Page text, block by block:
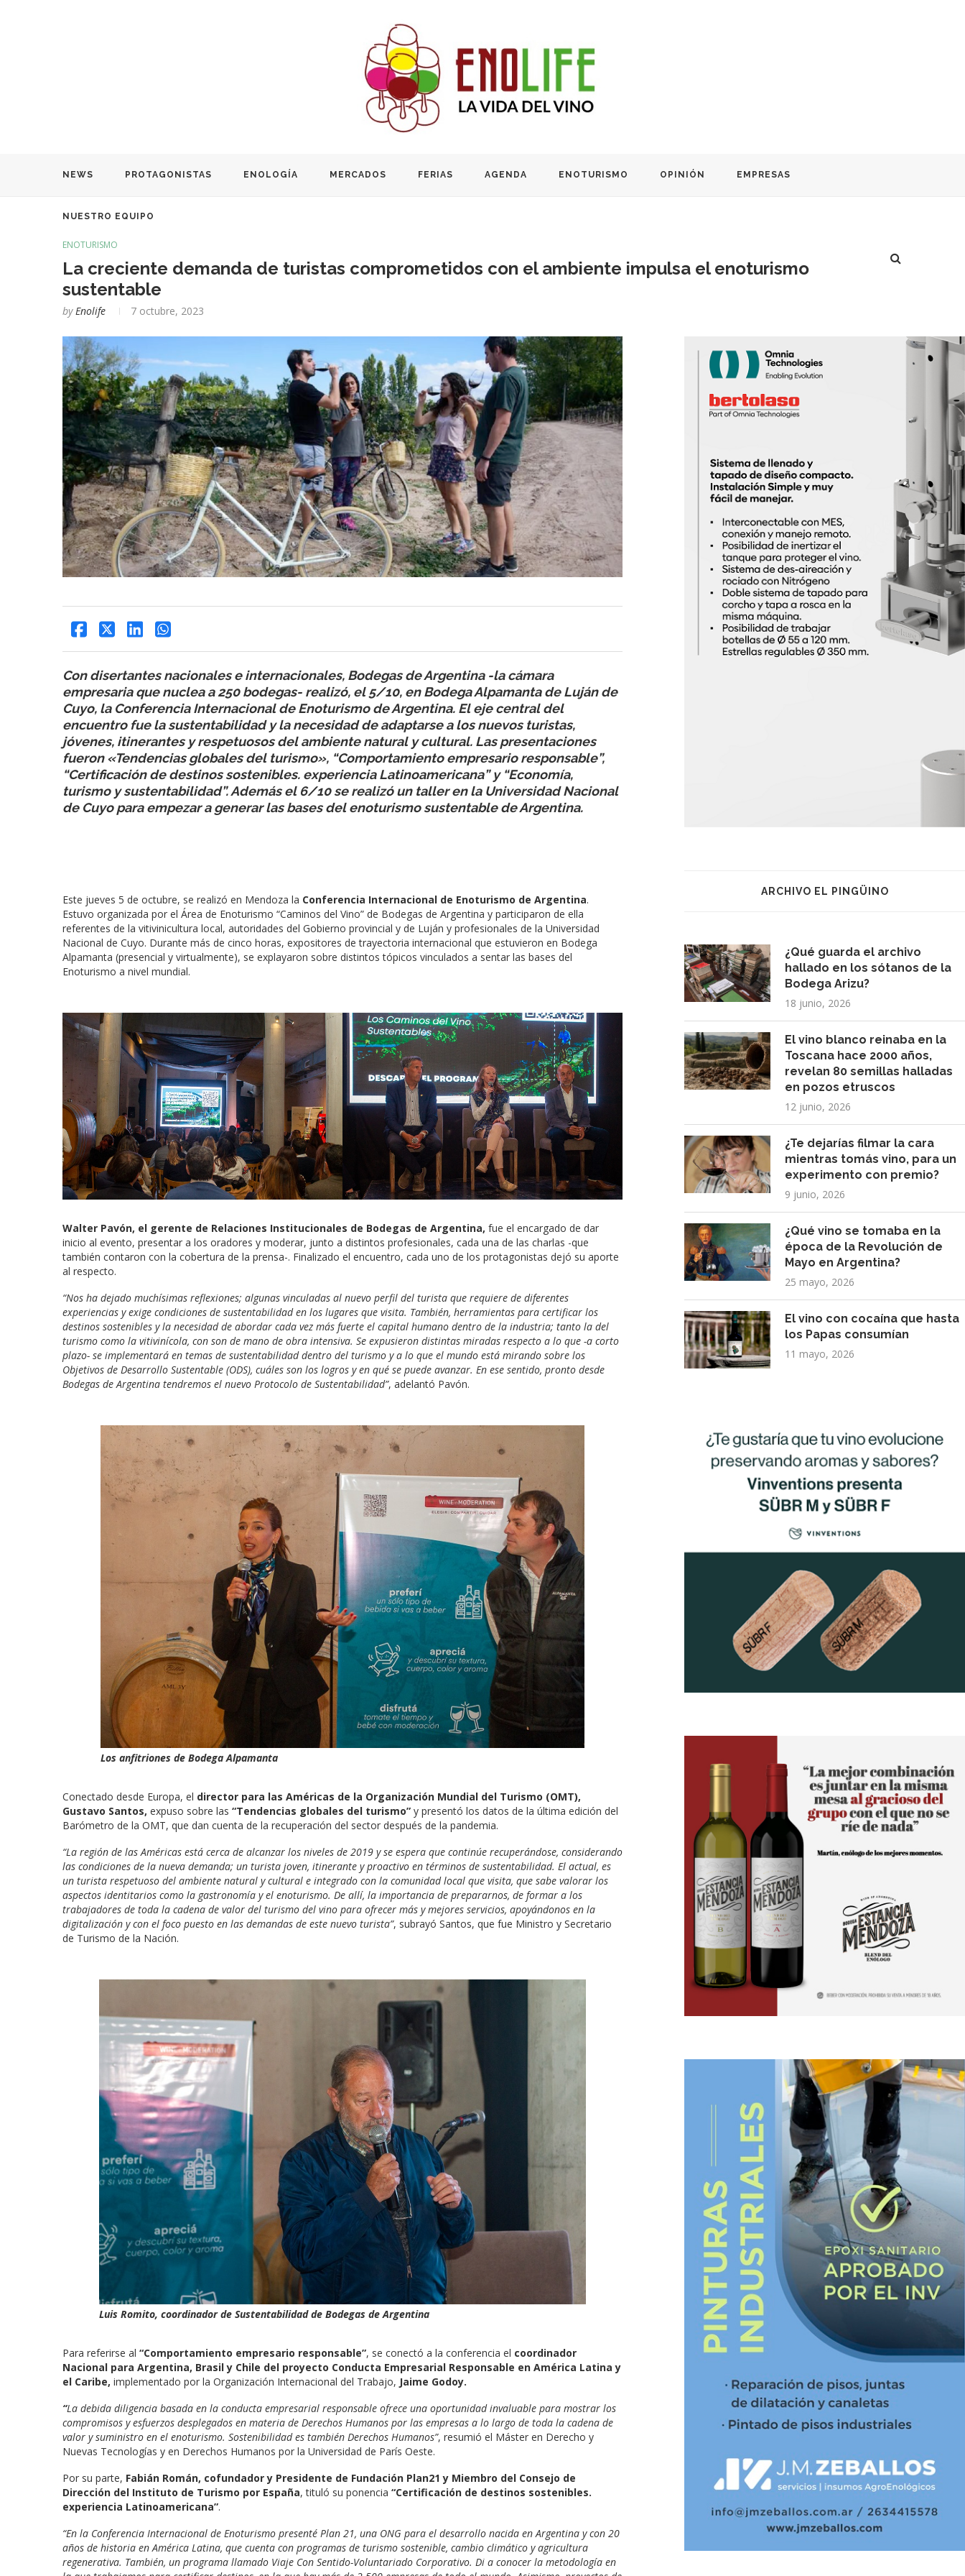
NEWS PROTAGONISTAS ENOLOGÍA MERCADOS FERIAS AGENDA ENOTURISMO OPINIÓN EMPRESAS
NUESTRO EQUIPO
ENOTURISMO
La creciente demanda de turistas comprometidos con el ambiente impulsa el enoturismo
sustentable
by Enolife 7 octubre, 2023
Con disertantes nacionales e internacionales, Bodegas de Argentina -la cámara
empresaria que nuclea a 250 bodegas- realizó, el 5/10, en Bodega Alpamanta de Luján de
Cuyo, la Conferencia Internacional de Enoturismo de Argentina. El eje central del
encuentro fue la sustentabilidad y la necesidad de adaptarse a los nuevos turistas,
jóvenes, itinerantes y respetuosos del ambiente natural y cultural. Las presentaciones
fueron «Tendencias globales del turismo», “Comportamiento empresario responsable”,
“Certificación de destinos sostenibles. experiencia Latinoamericana” y “Economía,
turismo y sustentabilidad”. Además el 6/10 se realizó un taller en la Universidad Nacional
de Cuyo para empezar a generar las bases del enoturismo sustentable de Argentina.
Este jueves 5 de octubre, se realizó en Mendoza la Conferencia Internacional de Enoturismo de Argentina.
Estuvo organizada por el Área de Enoturismo “Caminos del Vino” de Bodegas de Argentina y participaron de ella
referentes de la vitivinicultura local, autoridades del Gobierno provincial y de Luján y profesionales de la Universidad
Nacional de Cuyo. Durante más de cinco horas, expositores de trayectoria internacional que estuvieron en Bodega
Alpamanta (presencial y virtualmente), se explayaron sobre distintos tópicos vinculados a sentar las bases del
Enoturismo a nivel mundial.
Walter Pavón, el gerente de Relaciones Institucionales de Bodegas de Argentina, fue el encargado de dar
inicio al evento, presentar a los oradores y moderar, junto a distintos profesionales, cada una de las charlas -que
también contaron con la cobertura de la prensa-. Finalizado el encuentro, cada uno de los protagonistas dejó su aporte
al respecto.
“Nos ha dejado muchísimas reflexiones; algunas vinculadas al nuevo perfil del turista que requiere de diferentes
experiencias y exige condiciones de sustentabilidad en los lugares que visita. También, herramientas para certificar los
destinos sostenibles y la necesidad de abordar cada vez más fuerte el capital humano dentro de la industria; tanto la del
turismo como la vitivinícola, con son de mano de obra intensiva. Se expusieron distintas miradas respecto a lo que -a corto
plazo- se implementará en temas de sustentabilidad dentro del turismo y a lo que el mundo está mirando sobre los
Objetivos de Desarrollo Sustentable (ODS), cuáles son los logros y en qué se puede avanzar. En ese sentido, pronto desde
Bodegas de Argentina tendremos el nuevo Protocolo de Sustentabilidad”, adelantó Pavón.
Los anfitriones de Bodega Alpamanta
Conectado desde Europa, el director para las Américas de la Organización Mundial del Turismo (OMT),
Gustavo Santos, expuso sobre las “Tendencias globales del turismo” y presentó los datos de la última edición del
Barómetro de la OMT, que dan cuenta de la recuperación del sector después de la pandemia.
“La región de las Américas está cerca de alcanzar los niveles de 2019 y se espera que continúe recuperándose, considerando
las condiciones de la nueva demanda; un turista joven, itinerante y proactivo en términos de sustentabilidad. El actual, es
un turista respetuoso del ambiente natural y cultural e integrado con la comunidad local que visita, que sabe valorar los
aspectos identitarios como la gastronomía y el enoturismo. De allí, la importancia de prepararnos, de formar a los
trabajadores de toda la cadena de valor del turismo del vino para ofrecer más y mejores servicios, apoyándonos en la
digitalización y con el foco puesto en las demandas de este nuevo turista”, subrayó Santos, que fue Ministro y Secretario
de Turismo de la Nación.
Luis Romito, coordinador de Sustentabilidad de Bodegas de Argentina
Para referirse al “Comportamiento empresario responsable”, se conectó a la conferencia el coordinador
Nacional para Argentina, Brasil y Chile del proyecto Conducta Empresarial Responsable en América Latina y
el Caribe, implementado por la Organización Internacional del Trabajo, Jaime Godoy.
“La debida diligencia basada en la conducta empresarial responsable ofrece una oportunidad invaluable para mostrar los
compromisos y esfuerzos desplegados en materia de Derechos Humanos por las empresas a lo largo de toda la cadena de
valor y suministro en el enoturismo. Sostenibilidad es también Derechos Humanos”, resumió el Máster en Derecho y
Nuevas Tecnologías y en Derechos Humanos por la Universidad de París Oeste.
Por su parte, Fabián Román, cofundador y Presidente de Fundación Plan21 y Miembro del Consejo de
Dirección del Instituto de Turismo por España, tituló su ponencia “Certificación de destinos sostenibles.
experiencia Latinoamericana”.
“En la Conferencia Internacional de Enoturismo presenté Plan 21, una ONG para el desarrollo nacida en Argentina y con 20
años de historia en América Latina, que cuenta con programas de turismo sostenible, cambio climático y agricultura
regenerativa. También, un programa llamado Viaje Con Sentido-Voluntariado Corporativo. Di a conocer la metodología en
ARCHIVO EL PINGÜINO
¿Qué guarda el archivo
hallado en los sótanos de la
Bodega Arizu?
18 junio, 2026
El vino blanco reinaba en la
Toscana hace 2000 años,
revelan 80 semillas halladas
en pozos etruscos
12 junio, 2026
¿Te dejarías filmar la cara
mientras tomás vino, para un
experimento con premio?
9 junio, 2026
¿Qué vino se tomaba en la
época de la Revolución de
Mayo en Argentina?
25 mayo, 2026
El vino con cocaína que hasta
los Papas consumían
11 mayo, 2026